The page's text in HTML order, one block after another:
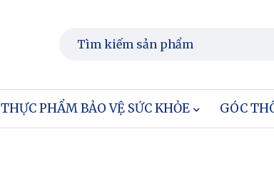
THỰC PHẨM BẢO VỆ SỨC KHỎE GÓC